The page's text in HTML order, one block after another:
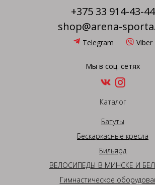
+375 33 914-43-44
shop@arena-
Telegram Viber
Мы в соц. сетях
Каталог
Батуты
Бескаркасные кресла
Бильярд
ВЕЛОСИПЕДЫ В МИНСКЕ И
Гимнастическое